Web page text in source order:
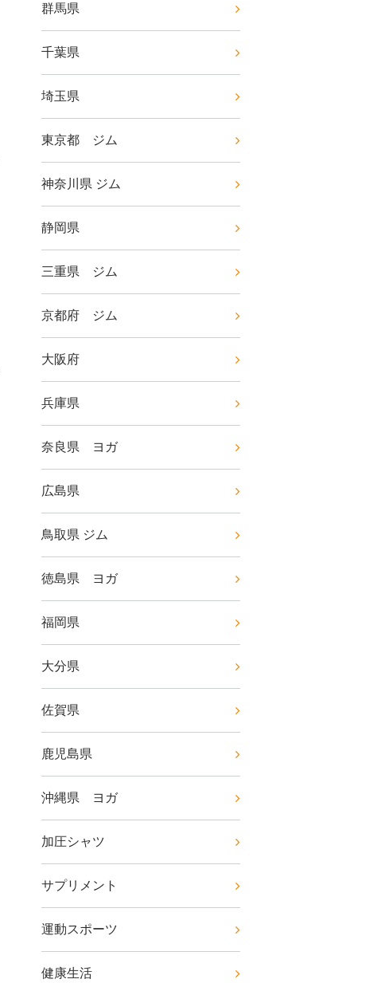
群馬県
千葉県
埼玉県
東京都 ジム
神奈川県 ジム
静岡県
三重県 ジム
京都府 ジム
大阪府
兵庫県
奈良県 ヨガ
広島県
鳥取県 ジム
徳島県 ヨガ
福岡県
大分県
佐賀県
鹿児島県
沖縄県 ヨガ
加圧シャツ
サプリメント
運動スポーツ
健康生活